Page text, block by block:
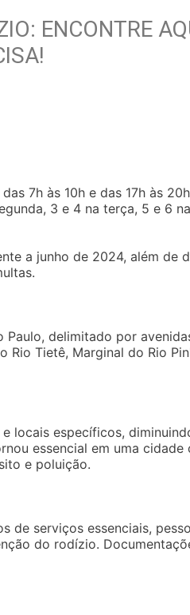
ENCONTRE
7h às 10h e das 17h às
3 e 4 na terça, 5 e 6
a junho de 2024, além de
delimitado por
Rio Tietê, Marginal do Rio
locais específicos,
essencial em uma cidade
e poluição.
de serviços essenciais,
do rodízio.